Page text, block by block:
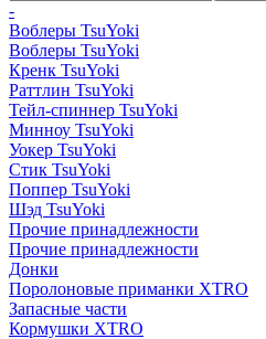
-
Воблеры TsuYoki
Воблеры TsuYoki
Кренк TsuYoki
Раттлин TsuYoki
Тейл-спиннер TsuYoki
Минноу TsuYoki
Уокер TsuYoki
Стик TsuYoki
Поппер TsuYoki
Шэд TsuYoki
Прочие принадлежности
Прочие принадлежности
Донки
Поролоновые приманки XTRO
Запасные части
Кормушки XTRO